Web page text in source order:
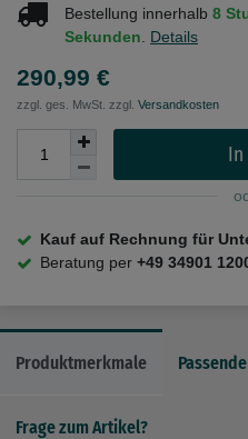
Bestellung innerhalb 8
Sekunden
Details
290,99 €
zzgl. ges. MwSt. zzgl. Versandkosten
Kauf auf Rechnung für
Beratung per +49 34901
Produktmerkmale
Frage zum Artikel?